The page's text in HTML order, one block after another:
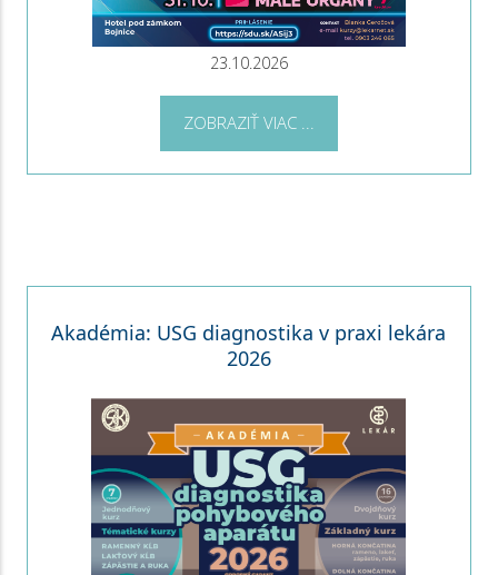
23.10.2026
ZOBRAZIŤ VIAC ...
Akadémia: USG diagnostika v praxi lekára
2026